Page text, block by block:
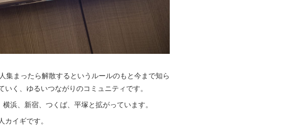
まったら解散するというルールのもと今まで知ら
く、ゆるいつながりのコミュニティです。
浜、新宿、つくば、平塚と拡がっています。
イギです。